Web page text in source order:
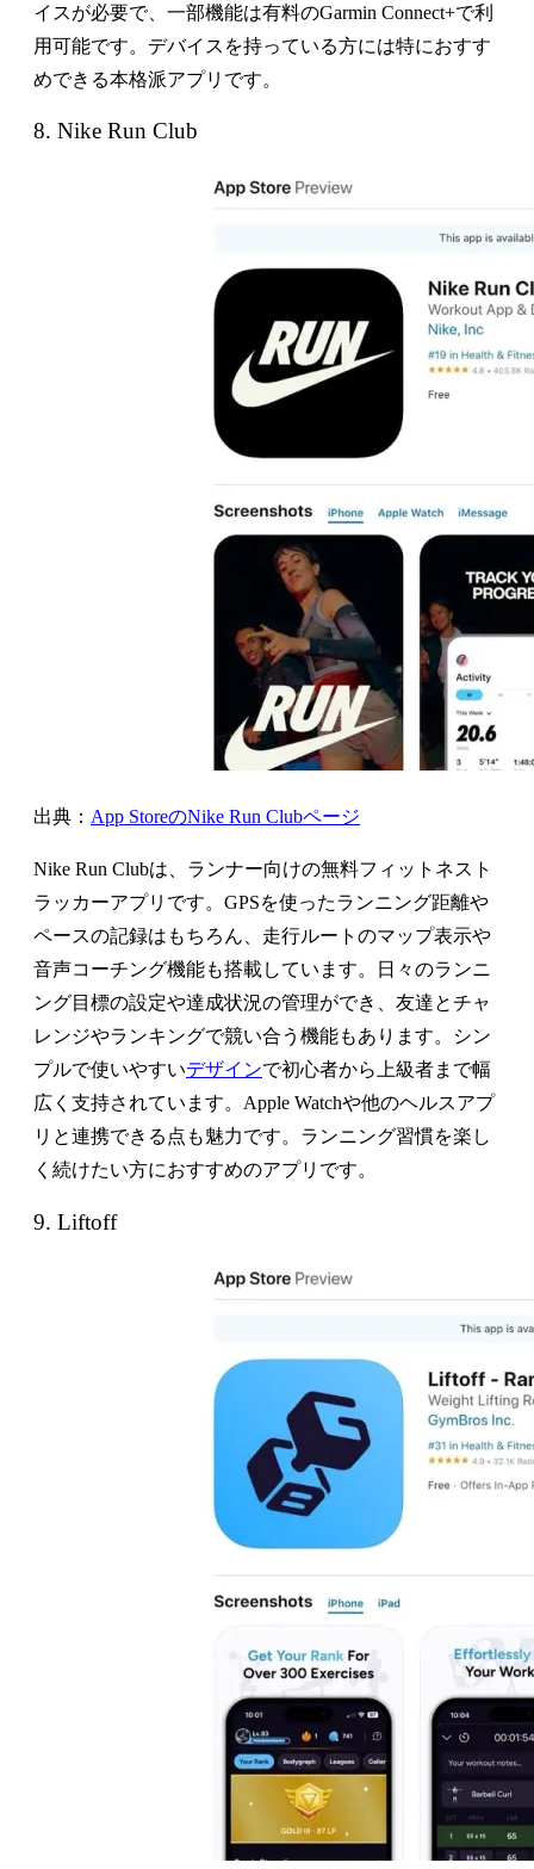
イスが必要で、一部機能は有料のGarmin Connect+で利
用可能です。デバイスを持っている方には特におすす
めできる本格派アプリです。
8. Nike Run Club
出典： App StoreのNike Run Clubページ
Nike Run Clubは、ランナー向けの無料フィットネスト
ラッカーアプリです。GPSを使ったランニング距離や
ペースの記録はもちろん、走行ルートのマップ表示や
音声コーチング機能も搭載しています。日々のランニ
ング目標の設定や達成状況の管理ができ、友達とチャ
レンジやランキングで競い合う機能もあります。シン
プルで使いやすいデザインで初心者から上級者まで幅
広く支持されています。Apple Watchや他のヘルスアプ
リと連携できる点も魅力です。ランニング習慣を楽し
く続けたい方におすすめのアプリです。
9. Liftoff